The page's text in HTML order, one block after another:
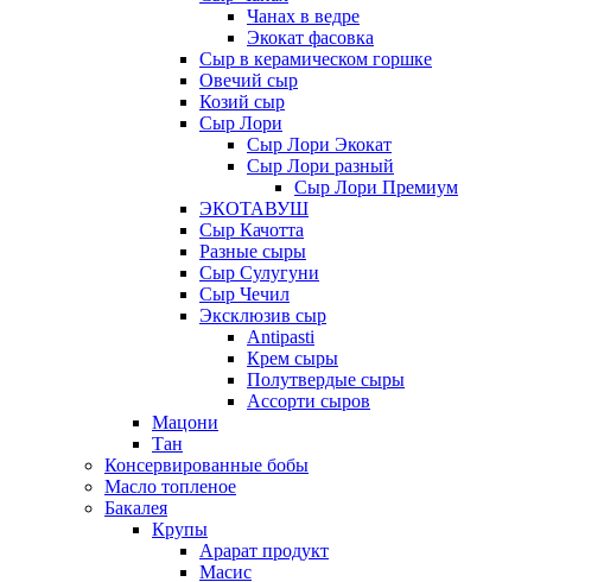
Чанах в ведре
Экокат фасовка
Сыр в керамическом горшке
Овечий сыр
Козий сыр
Сыр Лори
Сыр Лори Экокат
Сыр Лори разный
Сыр Лори Премиум
ЭКОТАВУШ
Сыр Качотта
Разные сыры
Сыр Сулугуни
Сыр Чечил
Эксклюзив сыр
Antipasti
Крем сыры
Полутвердые сыры
Ассорти сыров
Мацони
Тан
Консервированные бобы
Масло топленое
Бакалея
Крупы
Арарат продукт
Масис